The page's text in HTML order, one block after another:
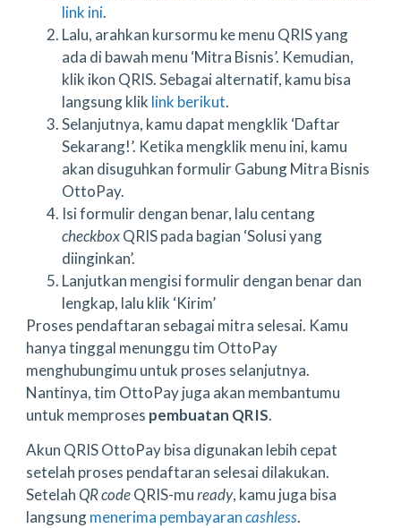
link ini.
Lalu, arahkan kursormu ke menu QRIS yang
ada di bawah menu ‘Mitra Bisnis’. Kemudian,
klik ikon QRIS. Sebagai alternatif, kamu bisa
langsung klik link berikut.
Selanjutnya, kamu dapat mengklik ‘Daftar
Sekarang!’. Ketika mengklik menu ini, kamu
akan disuguhkan formulir Gabung Mitra Bisnis
OttoPay.
Isi formulir dengan benar, lalu centang
checkboxQRIS pada bagian ‘Solusi yang
diinginkan’.
Lanjutkan mengisi formulir dengan benar dan
lengkap, lalu klik ‘Kirim’
Proses pendaftaran sebagai mitra selesai. Kamu
hanya tinggal menunggu tim OttoPay
menghubungimu untuk proses selanjutnya.
Nantinya, tim OttoPay juga akan membantumu
untuk memproses pembuatan QRIS.
Akun QRIS OttoPay bisa digunakan lebih cepat
setelah proses pendaftaran selesai dilakukan.
SetelahQR codeQRIS-muready, kamu juga bisa
langsungmenerima pembayarancashless.